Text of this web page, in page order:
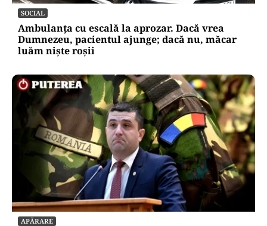
SOCIAL
Ambulanța cu escală la aprozar. Dacă vrea
Dumnezeu, pacientul ajunge; dacă nu, măcar
luăm niște roșii
APĂRARE